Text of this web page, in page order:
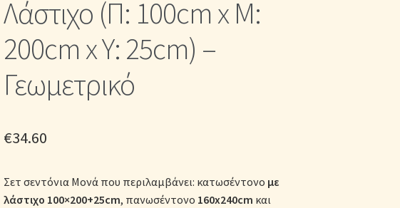
Λάστιχο (Π: 100cm x Μ:
200cm x Υ: 25cm) –
Γεωμετρικό
€34.60
Σετ σεντόνια Μονά που περιλαμβάνει: κατωσέντονο με
λάστιχο 100×200+25cm, πανωσέντονο 160x240cm και